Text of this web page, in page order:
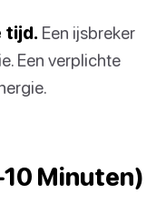
tijd. Een ijsbreker
Een verplichte
Minuten)